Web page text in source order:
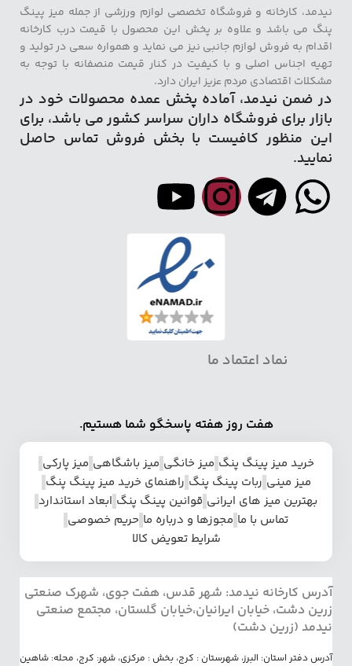
نیدمد، کارخانه و فروشگاه تخصصی لوازم ورزشی از جمله میز پینگ
پنگ می باشد و علاوه بر پخش این محصول با قیمت درب کارخانه
اقدام به فروش لوازم جانبی نیز می نماید و همواره سعی در تولید و
تهیه اجناس اصلی و با کیفیت در کنار قیمت منصفانه با توجه به
مشکلات اقتصادی مردم عزیز ایران دارد.
در ضمن نیدمد، آماده پخش عمده محصولات خود در
بازار برای فروشگاه داران سراسر کشور می باشد، برای
این منظور کافیست با بخش فروش تماس حاصل
نمایید.
نماد اعتماد ما
هفت روز هفته پاسخگو شما هستیم.
خرید میز پینگ پنگ میز خانگی میز باشگاهی میز پارکی
میز مینی ربات پینگ پنگ راهنمای خرید میز پینگ پنگ
بهترین میز های ایرانی قوانین پینگ پنگ ابعاد استاندارد
تماس با ما مجوزها و درباره ما حریم خصوصی
شرایط تعویض کالا
آدرس کارخانه نیدمد: شهر قدس، هفت جوی، شهرک صنعتی
زرین دشت، خیابان ایرانیان،خیابان گلستان، مجتمع صنعتی
نیدمد (زرین دشت)
آدرس دفتر استان: البرز، شهرستان : کرج، بخش : مرکزی، شهر: کرج، محله: شاهین